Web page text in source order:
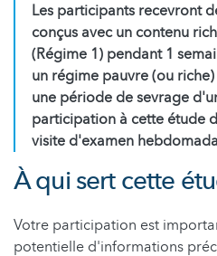
Les participants recevront
conçus avec un contenu
(Régime 1) pendant 1
un régime pauvre (ou
une période de sevrage
participation à cette étude
visite d'examen
À qui sert cette
Votre participation est
potentielle d'informations